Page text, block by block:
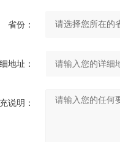
省份：
地址：
说明：